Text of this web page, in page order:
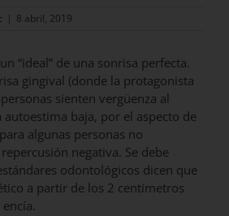
| 8 abril, 2019
“ideal” de una sonrisa perfecta.
gingival (donde la protagonista
sienten vergüenza al
baja, por el aspecto de
algunas personas no
negativa. Se debe
odontológicos dicen que
a partir de los 2 centímetros